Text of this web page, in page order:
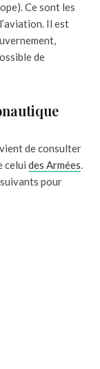
Ce sont les
Il est
de
de consulter
celui des Armées.
pour